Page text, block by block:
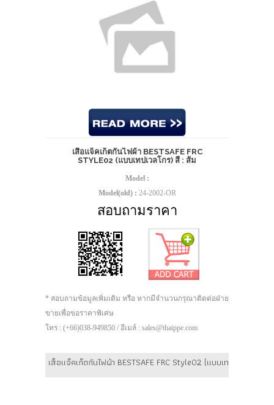
เสื้อแจ็คเก็ตกันไฟผ้า BESTSAFE FRC
STYLE02 (แบบเทปเวลโกร) สี : ส้ม
Model :
Model(old) : 24-2002-OR
สอบถามราคา
* สอบถามข้อมูลเพิ่มเติม หรือ หากมีจำนวนกรุณาติดต่อฝ่าย
ขายเพื่อขอราคาพิเศษ
โทร : (+66)038-949850 / อีเมล์ : sales@thaippe.com
เสื้อแจ็คเก็ตกันไฟผ้า BESTSAFE FRC Style02 (แบบเทปเวลโกร) สี